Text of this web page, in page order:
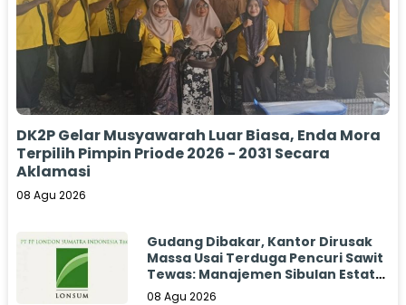
DK2P Gelar Musyawarah Luar Biasa, Enda Mora
Terpilih Pimpin Priode 2026 - 2031 Secara
Aklamasi
08 Agu 2026
Gudang Dibakar, Kantor Dirusak
Massa Usai Terduga Pencuri Sawit
Tewas: Manajemen Sibulan Estate
Bungkam
08 Agu 2026